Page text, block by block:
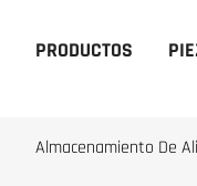
PRODUCTOS
Almacenamiento De